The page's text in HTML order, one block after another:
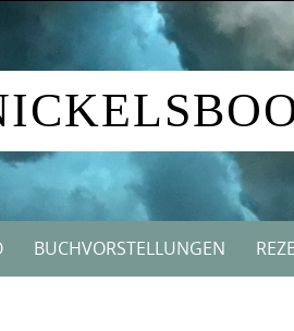
BUCHVORSTELLUNGEN